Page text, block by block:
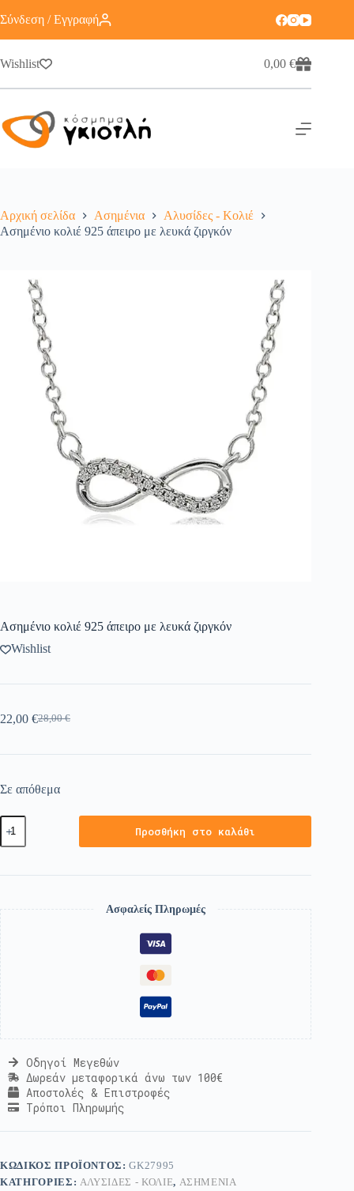
Σύνδεση / Εγγραφή
Wishlist 0,00€
Αρχική σελίδα Ασημένια
Αλυσίδες - Κολιέ
Ασημένιο κολιέ 925 άπειρο με λευκά ζιργκόν
Ασημένιο κολιέ 925 άπειρο με λευκά ζιργκόν
Wishlist
28,00€
22,00 €
Σε απόθεμα
Προσθήκη στο καλάθι
Ασφαλείς Πληρωμές
Οδηγοί Μεγεθών
Δωρεάν μεταφορικά άνω των 100€
Αποστολές & Επιστροφές
Τρόποι Πληρωμής
ΚΩΔΙΚΌΣ ΠΡΟΪΌΝΤΟΣ:GK27995
ΚΑΤΗΓΟΡΊΕΣ: ΑΛΥΣΊΔΕΣ - ΚΟΛΙΈ, ΑΣΗΜΈΝΙΑ